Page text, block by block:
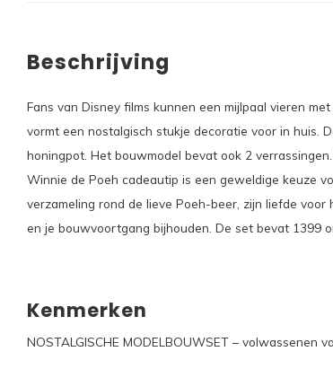
Beschrijving
Fans van Disney films kunnen een mijlpaal vieren
vormt een nostalgisch stukje decoratie voor in huis.
honingpot. Het bouwmodel bevat ook 2
Winnie de Poeh cadeautip is een geweldige keuze
verzameling rond de lieve Poeh-beer, zijn liefde
en je bouwvoortgang bijhouden. De set bevat 1399
Kenmerken
NOSTALGISCHE MODELBOUWSET –